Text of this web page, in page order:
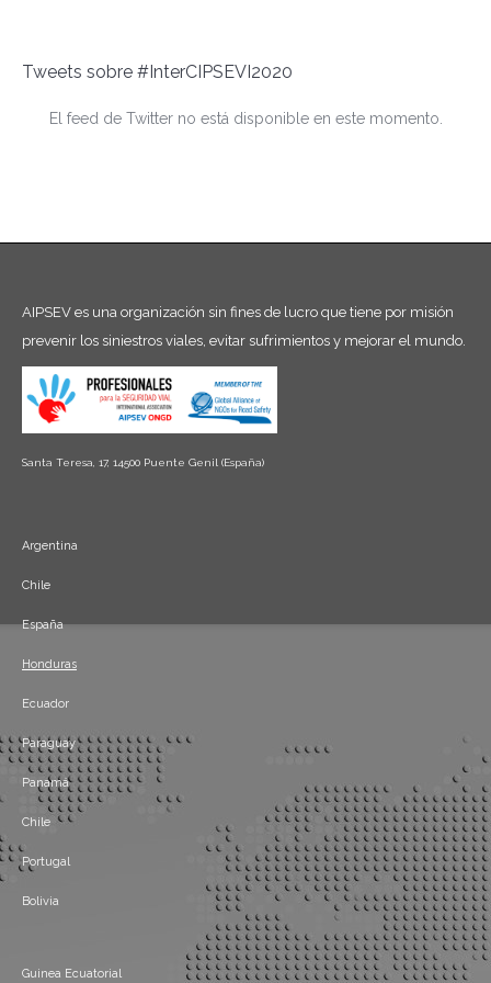
Tweets sobre #InterCIPSEVI2020
El feed de Twitter no está disponible en este momento.
AIPSEV es una organización sin fines de lucro que tiene por misión
prevenir los siniestros viales, evitar sufrimientos y mejorar el mundo.
Santa Teresa, 17, 14500 Puente Genil (España)
Argentina
Chile
España
Honduras
Ecuador
Paraguay
Panamá
Chile
Portugal
Bolivia
Guinea Ecuatorial